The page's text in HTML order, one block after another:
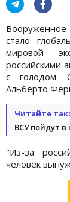
стало
мировой
российскими
с голодом.
Альберто
Читайте
ВСУ пойдут
"Из-за
человек